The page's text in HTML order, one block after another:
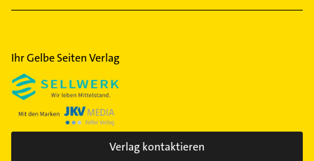
Milbertshofen
Moosach
Neuhausen
Nymphenburg
Obergiesing
Ihr Gelbe Seiten Verlag
Verlag kontaktieren